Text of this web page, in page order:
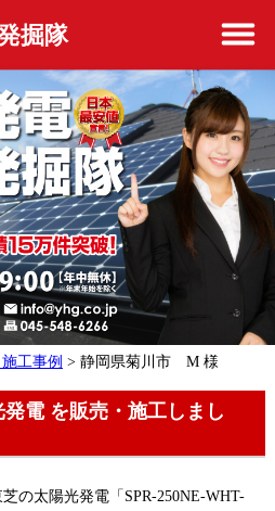
掘隊
工事例 > 静岡県菊川市 M 様
電 を販売・施工しまし
の太陽光発電「SPR-250NE-WHT-